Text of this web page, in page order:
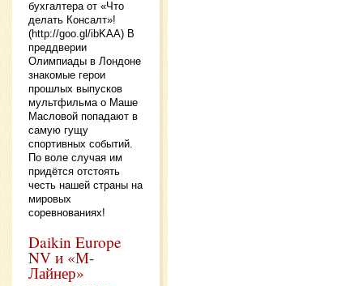
бухгалтера от «Что
делать Консалт»!
(http://goo.gl/ibKAA) В
преддверии
Олимпиады в Лондоне
знакомые герои
прошлых выпусков
мультфильма о Маше
Масловой попадают в
самую гущу
спортивных событий.
По воле случая им
придётся отстоять
честь нашей страны на
мировых
соревнованиях!
Daikin Europe
NV и «М-
Лайнер»